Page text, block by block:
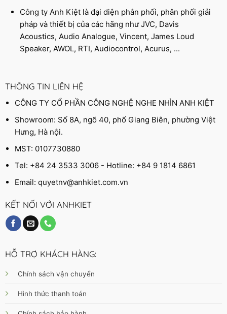
Công ty Anh Kiệt là đại diện phân phối, phân phối giải
pháp và thiết bị của các hãng như JVC, Davis
Acoustics, Audio Analogue, Vincent, James Loud
Speaker, AWOL, RTI, Audiocontrol, Acurus, ...
THÔNG TIN LIÊN HỆ
CÔNG TY CỔ PHẦN CÔNG NGHỆ NGHE NHÌN ANH KIỆT
Showroom: Số 8A, ngõ 40, phố Giang Biên, phường Việt
Hưng, Hà nội.
MST: 0107730880
Tel: +84 24 3533 3006 - Hotline: +84 9 1814 6861
Email:quyetnv@anhkiet.com.vn
KẾT NỐI VỚI ANHKIET
HỖ TRỢ KHÁCH HÀNG:
Chính sách vận chuyển
Hình thức thanh toán